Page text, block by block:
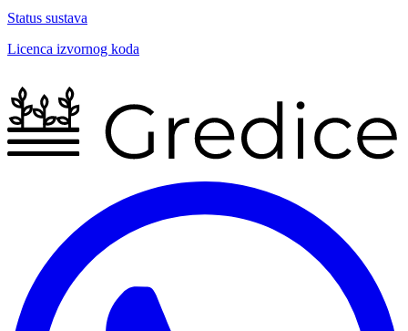
Status sustava
Licenca izvornog koda